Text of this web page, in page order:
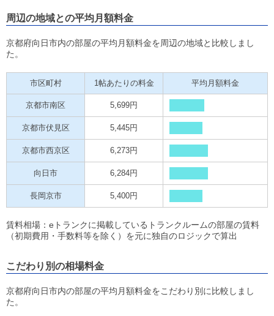
周辺の地域との平均月額料金
京都府向日市内の部屋の平均月額料金を周辺の地域と比較しまし
た。
市区町村 1帖あたりの料金 平均月額料金
京都市南区 5,699円
京都市伏見区 5,445円
京都市西京区 6,273円
向日市 6,284円
長岡京市 5,400円
賃料相場：eトランクに掲載しているトランクルームの部屋の賃料
（初期費用・手数料等を除く）を元に独自のロジックで算出
こだわり別の相場料金
京都府向日市内の部屋の平均月額料金をこだわり別に比較しまし
た。